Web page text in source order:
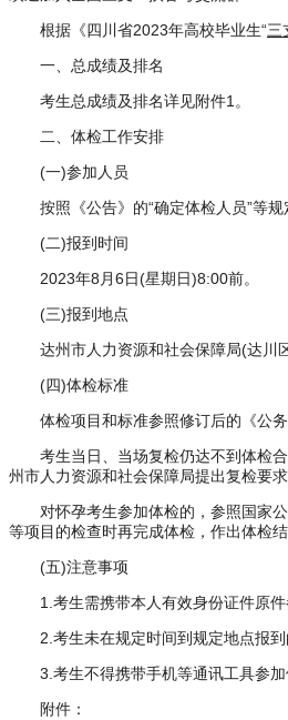
根据《四川省2023年高校毕业生“三
一、总成绩及排名
考生总成绩及排名详见附件1。
二、体检工作安排
(一)参加人员
按照《公告》的“确定体检人员”等
(二)报到时间
2023年8月6日(星期日)8:00前。
(三)报到地点
达州市人力资源和社会保障局(达川
(四)体检标准
体检项目和标准参照修订后的《公
考生当日、当场复检仍达不到体检
州市人力资源和社会保障局提出复检要
对怀孕考生参加体检的，参照国家
等项目的检查时再完成体检，作出体检结
(五)注意事项
1.考生需携带本人有效身份证件原
2.考生未在规定时间到规定地点报
3.考生不得携带手机等通讯工具参
附件：